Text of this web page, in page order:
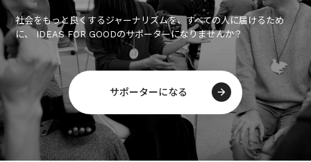
社会をもっと良くするジャーナリズムを、すべての人に届けるため
に、 IDEAS FOR GOODのサポーターになりませんか？
サポーターになる